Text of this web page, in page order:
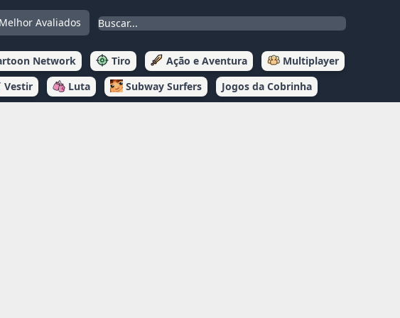
Melhor Avaliados
Network Tiro Ação e Aventura
Multiplayer
Vestir Luta Subway Surfers Jogos da Cobrinha